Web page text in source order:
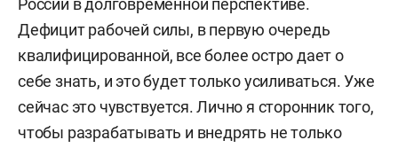
России в долговременной перспективе.
Дефицит рабочей силы, в первую очередь
квалифицированной, все более остро дает о
себе знать, и это будет только усиливаться. Уже
сейчас это чувствуется. Лично я сторонник того,
чтобы разрабатывать и внедрять не только